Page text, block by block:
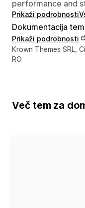
performance and
Prikaži podrobnosti
Dokumentacija
Prikaži podrobnosti
Podatki za stik z
Krown Themes SRL,
RO
Več tem za